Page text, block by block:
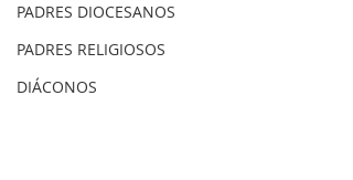
PADRES DIOCESANOS
PADRES RELIGIOSOS
DIÁCONOS